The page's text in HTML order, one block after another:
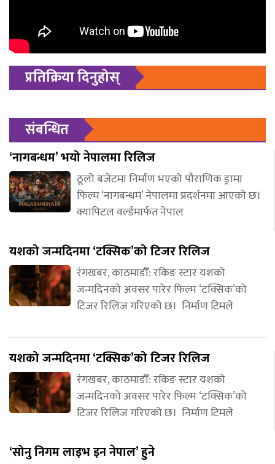
प्रतिक्रिया दिनुहोस्
संबन्धित
‘नागबन्धम’ भयो नेपालमा रिलिज
ठूलो बजेटमा निर्माण भएको पौराणिक ड्रामा
फिल्म ‘नागबन्धम’ नेपालमा प्रदर्शनमा आएको छ।
क्यापिटल वर्ल्डमार्फत नेपाल
यशको जन्मदिनमा ‘टक्सिक’को टिजर रिलिज
रंगखबर, काठमाडौँ: रकिङ स्टार यशको
जन्मदिनको अवसर पारेर फिल्म ‘टक्सिक’को
टिजर रिलिज गरिएको छ। निर्माण टिमले
यशको जन्मदिनमा ‘टक्सिक’को टिजर रिलिज
रंगखबर, काठमाडौँ: रकिङ स्टार यशको
जन्मदिनको अवसर पारेर फिल्म ‘टक्सिक’को
टिजर रिलिज गरिएको छ। निर्माण टिमले
‘सोनु निगम लाइभ इन नेपाल’ हुने